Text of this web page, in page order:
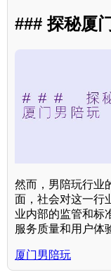
### 探秘厦
然而，男陪玩行业
面，社会对这一行
业内部的监管和标
服务质量和用户体
厦门男陪玩